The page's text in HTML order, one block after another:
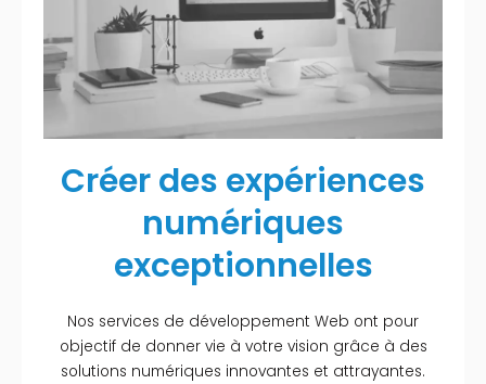
Créer des expériences
numériques
exceptionnelles
Nos services de développement Web ont pour
objectif de donner vie à votre vision grâce à des
solutions numériques innovantes et attrayantes.